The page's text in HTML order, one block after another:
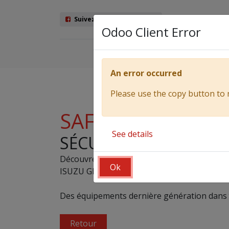
Suivez nous sur Facebook
Véhicules
SAFETY PACK 2.
SÉCURITÉ ISUZU.
Découvrez les équipements de sécurité
ISUZU GEN2. Une gamme plus
Des équipements dernière génération dans
Retour
Odoo Client Error
Ok
An error occurred
Please use the copy button
See details